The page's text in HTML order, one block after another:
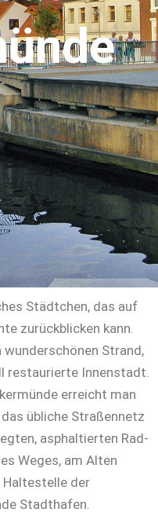
Städtchen, das auf
zurückblicken kann.
Strand,
restaurierte Innenstadt.
erreicht man
übliche Straßennetz
asphaltierten Rad-
Weges, am Alten
Haltestelle der
Stadthafen.